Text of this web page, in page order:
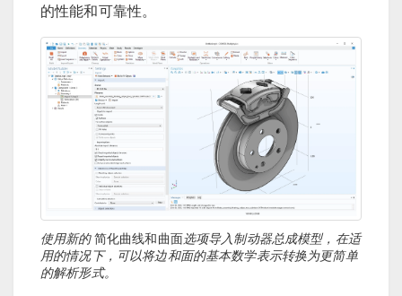
的性能和可靠性。
使用新的简化曲线和曲面选项导入制动器总成模型，在适
用的情况下，可以将边和面的基本数学表示转换为更简单
的解析形式。